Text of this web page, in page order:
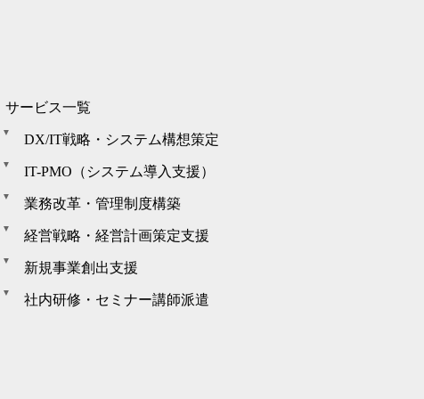
サービス一覧
DX/IT戦略・システム構想策定
IT-PMO（システム導入支援）
業務改革・管理制度構築
経営戦略・経営計画策定支援
新規事業創出支援
社内研修・セミナー講師派遣